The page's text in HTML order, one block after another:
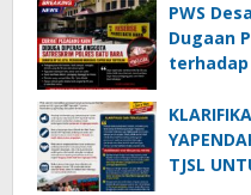
PWS
Dugaan
terhadap
PTDH
TJSL